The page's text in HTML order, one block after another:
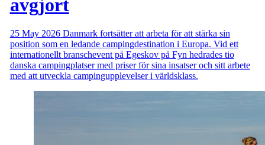
avgjort
25 May 2026Danmark fortsätter att arbeta för att stärka sin
position som en ledande campingdestination i Europa. Vid ett
internationellt branschevent på Egeskov på Fyn hedrades tio
danska campingplatser med priser för sina insatser och sitt arbete
med att utveckla campingupplevelser i världsklass.